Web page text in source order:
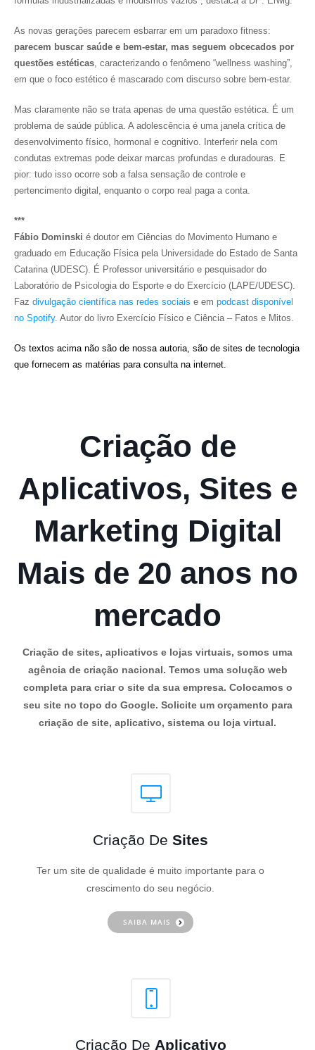
As novas gerações parecem esbarrar em um paradoxo fitness:
parecem buscar saúde e bem-estar, mas seguem obcecados por
questões estéticas, caracterizando o fenômeno “wellness washing”,
em que o foco estético é mascarado com discurso sobre bem-estar.
Mas claramente não se trata apenas de uma questão estética. É um
problema de saúde pública. A adolescência é uma janela crítica de
desenvolvimento físico, hormonal e cognitivo. Interferir nela com
condutas extremas pode deixar marcas profundas e duradouras. E
pior: tudo isso ocorre sob a falsa sensação de controle e
pertencimento digital, enquanto o corpo real paga a conta.
***
Fábio Dominski é doutor em Ciências do Movimento Humano e
graduado em Educação Física pela Universidade do Estado de Santa
Catarina (UDESC). É Professor universitário e pesquisador do
Laboratório de Psicologia do Esporte e do Exercício (LAPE/UDESC).
Faz divulgação científica nas redes sociais e em podcast disponível
no Spotify. Autor do livro Exercício Físico e Ciência – Fatos e Mitos.
Os textos acima não são de nossa autoria, são de sites de tecnologia
que fornecem as matérias para consulta na internet.
Criação de
Aplicativos, Sites e
Marketing Digital
Mais de 20 anos no
mercado
Criação de sites, aplicativos e lojas virtuais, somos uma
agência de criação nacional. Temos uma solução web
completa para criar o site da sua empresa. Colocamos o
seu site no topo do Google. Solicite um orçamento para
criação de site, aplicativo, sistema ou loja virtual.
Criação De Sites
Ter um site de qualidade é muito importante para o
crescimento do seu negócio.
SAIBA MAIS
Criação De Aplicativo